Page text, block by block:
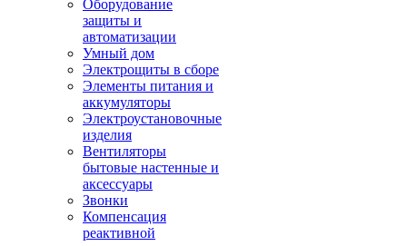
Оборудование
защиты и
автоматизации
Умный дом
Электрощиты в сборе
Элементы питания и
аккумуляторы
Электроустановочные
изделия
Вентиляторы
бытовые настенные и
аксессуары
Звонки
Компенсация
реактивной